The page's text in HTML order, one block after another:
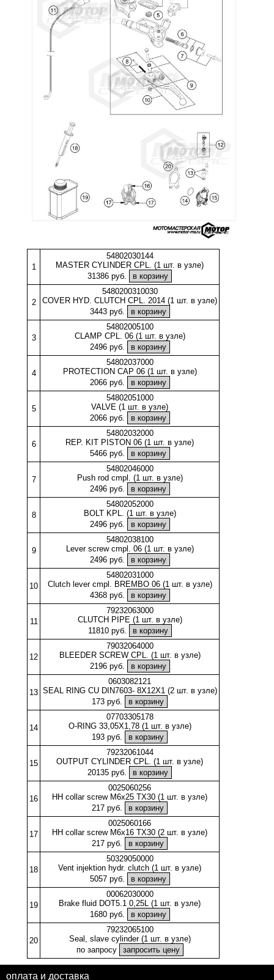
1
54802030144
MASTER CYLINDER CPL. (1 шт. в узле)
31386 руб.
2
5480200310030
COVER HYD. CLUTCH CPL. 2014 (1 шт. в узле)
3443 руб.
3
54802005100
CLAMP CPL. 06 (1 шт. в узле)
2496 руб.
4
54802037000
PROTECTION CAP 06 (1 шт. в узле)
2066 руб.
5
54802051000
VALVE (1 шт. в узле)
2066 руб.
6
54802032000
REP. KIT PISTON 06 (1 шт. в узле)
5466 руб.
7
54802046000
Push rod cmpl. (1 шт. в узле)
2496 руб.
8
54802052000
BOLT KPL. (1 шт. в узле)
2496 руб.
9
54802038100
Lever screw cmpl. 06 (1 шт. в узле)
2496 руб.
10
54802031000
Clutch lever cmpl. BREMBO 06 (1 шт. в узле)
4368 руб.
11
79232063000
CLUTCH PIPE (1 шт. в узле)
11810 руб.
12
79032064000
BLEEDER SCREW CPL. (1 шт. в узле)
2196 руб.
13
0603082121
SEAL RING CU DIN7603- 8X12X1 (2 шт. в узле)
173 руб.
14
07703305178
O-RING 33,05X1,78 (1 шт. в узле)
193 руб.
15
79232061044
OUTPUT CYLINDER CPL. (1 шт. в узле)
20135 руб.
16
0025060256
HH collar screw M6x25 TX30 (1 шт. в узле)
217 руб.
17
0025060166
HH collar screw M6x16 TX30 (2 шт. в узле)
217 руб.
18
50329050000
Vent injektion hydr. clutch (1 шт. в узле)
5057 руб.
19
00062030000
Brake fluid DOT5.1 0,25L (1 шт. в узле)
1680 руб.
20
79232065100
Seal, slave cylinder (1 шт. в узле)
по запросу
оплата и доставка